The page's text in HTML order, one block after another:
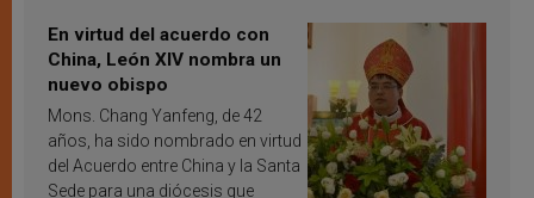
En virtud del acuerdo con
China, León XIV nombra un
nuevo obispo
Mons. Chang Yanfeng, de 42
años, ha sido nombrado en virtud
del Acuerdo entre China y la Santa
Sede para una diócesis que